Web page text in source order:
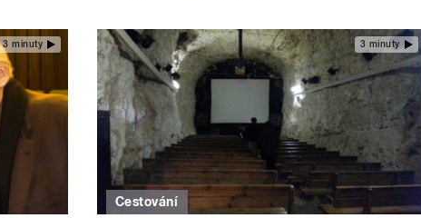
3 minuty 3 minuty
Cestování